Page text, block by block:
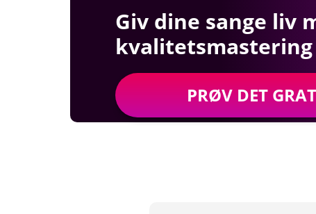
Giv dine sange liv
kvalitetsmastering
PRØV DET